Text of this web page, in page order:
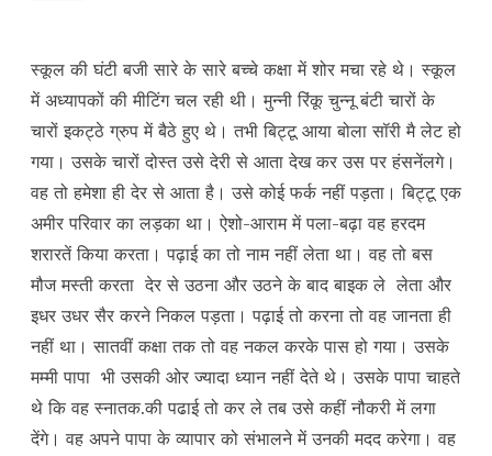
स्कूल की घंटी बजी सारे के सारे बच्चे कक्षा में शोर मचा रहे थे। स्कूल
में अध्यापकों की मीटिंग चल रही थी। मुन्नी रिंकू चुन्नू बंटी चारों के
चारों इकट्ठे ग्रुप में बैठे हुए थे। तभी बिट्टू आया बोला सॉरी मै लेट हो
गया। उसके चारों दोस्त उसे देरी से आता देख कर उस पर हंसनेंलगे।
वह तो हमेशा ही देर से आता है। उसे कोई फर्क नहीं पड़ता। बिट्टू एक
अमीर परिवार का लड़का था। ऐशो-आराम में पला-बढ़ा वह हरदम
शरारतें किया करता। पढ़ाई का तो नाम नहीं लेता था। वह तो बस
मौज मस्ती करता देर से उठना और उठने के बाद बाइक ले लेता और
इधर उधर सैर करने निकल पड़ता। पढ़ाई तो करना तो वह जानता ही
नहीं था। सातवीं कक्षा तक तो वह नकल करके पास हो गया। उसके
मम्मी पापा भी उसकी ओर ज्यादा ध्यान नहीं देते थे। उसके पापा चाहते
थे कि वह स्नातक.की पढाई तो कर ले तब उसे कहीं नौकरी में लगा
देंगे। वह अपने पापा के व्यापार को संभालने में उनकी मदद करेगा। वह